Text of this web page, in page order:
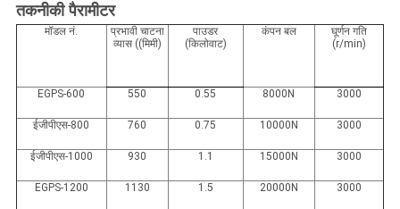
तकनीकी पैरामीटर
मॉडल नं.
प्रभावी चाटना
व्यास ((मिमी)
पाउडर
(किलोवाट)
कंपन बल
घूर्णन गति
(r/min)
EGPS-600 550 0.55 8000N 3000
ईजीपीएस-800 760 0.75 10000N 3000
ईजीपीएस-1000 930 1.1 15000N 3000
EGPS-1200 1130 1.5 20000N 3000